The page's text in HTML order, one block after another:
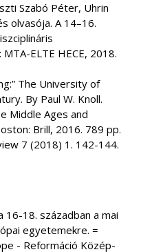
Szabó Péter, Uhrin
olvasója. A 14–16.
ELTE HECE, 2018.
The University of
By Paul W. Knoll.
Middle Ages and
Brill, 2016. 789 pp.
7 (2018) 1. 142-144.
18. században a mai
egyetemekre. =
- Reformáció Közép-